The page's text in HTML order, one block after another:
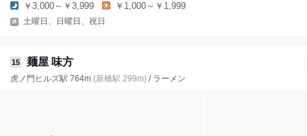
￥3,000～￥3,999 ￥1,000～￥1,999
土曜日、日曜日、祝日
15 麺屋 味方
虎ノ門ヒルズ駅 764m (新橋駅 299m) / ラーメン